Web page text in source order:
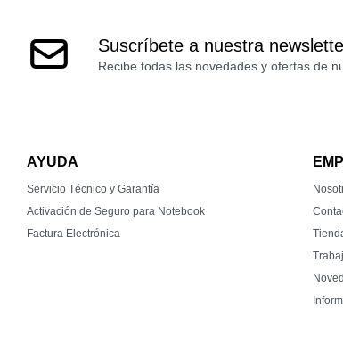
Suscríbete a nuestra
Recibe todas las novedades y ofertas de
AYUDA
Servicio Técnico y Garantía
Activación de Seguro para Notebook
Factura Electrónica